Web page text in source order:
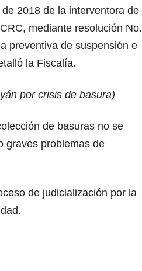
2018 de la interventora de
mediante resolución No.
preventiva de suspensión e
la Fiscalía.
por crisis de basura)
de basuras no se
graves problemas de
de judicialización por la